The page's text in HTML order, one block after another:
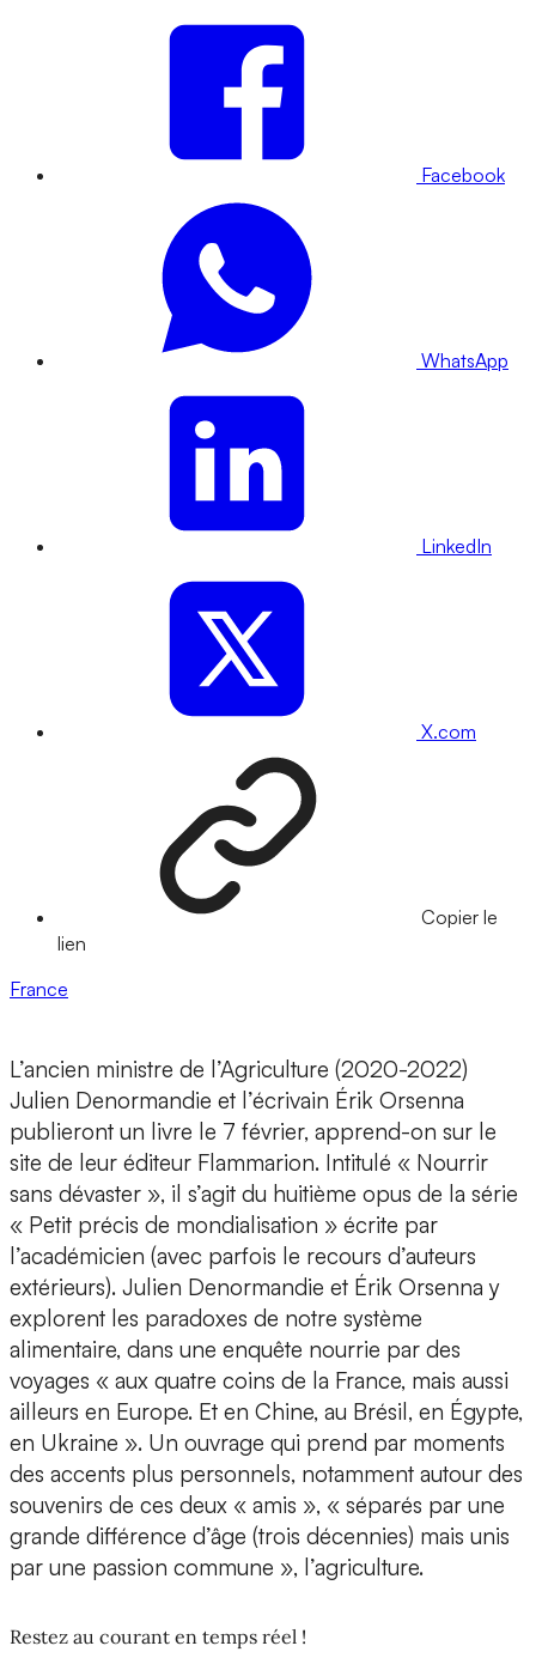
Facebook
WhatsApp
LinkedIn
X.com
Copier le
lien
France
L’ancien ministre de l’Agriculture (2020-2022)
Julien Denormandie et l’écrivain Érik Orsenna
publieront un livre le 7 février, apprend-on sur le
site de leur éditeur Flammarion. Intitulé « Nourrir
sans dévaster », il s’agit du huitième opus de la série
« Petit précis de mondialisation » écrite par
l’académicien (avec parfois le recours d’auteurs
extérieurs). Julien Denormandie et Érik Orsenna y
explorent les paradoxes de notre système
alimentaire, dans une enquête nourrie par des
voyages « aux quatre coins de la France, mais aussi
ailleurs en Europe. Et en Chine, au Brésil, en Égypte,
en Ukraine ». Un ouvrage qui prend par moments
des accents plus personnels, notamment autour des
souvenirs de ces deux « amis », « séparés par une
grande différence d’âge (trois décennies) mais unis
par une passion commune », l’agriculture.
Restez au courant en temps réel !